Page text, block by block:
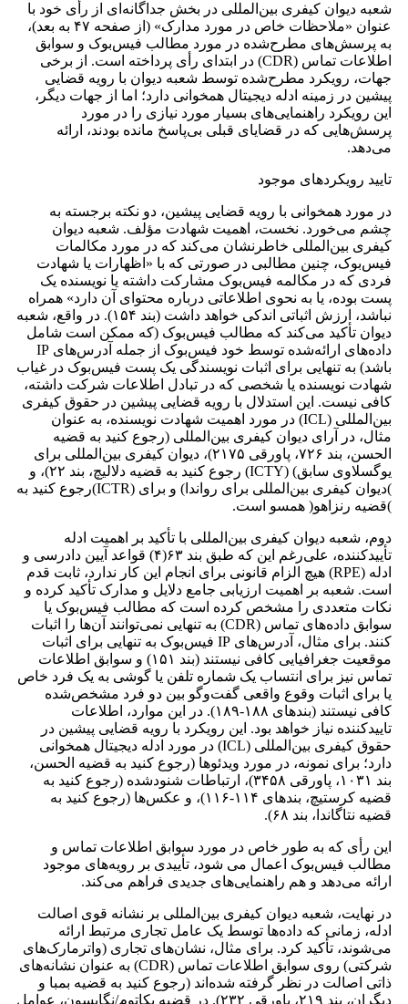
شعبه دیوان کیفری بین‌المللی در بخش جداگانه‌ای از رأی خود با
عنوان «ملاحظات خاص در مورد مدارک» (از صفحه ۴۷ به بعد)،
به پرسش‌های مطرح‌شده در مورد مطالب فیس‌بوک و سوابق
اطلاعات تماس (CDR) در ابتدای رأی پرداخته است. از برخی
جهات، رویکرد مطرح‌شده توسط شعبه دیوان با رویه قضایی
پیشین در زمینه ادله دیجیتال همخوانی دارد؛ اما از جهات دیگر،
این رویکرد راهنمایی‌های بسیار مورد نیازی را در مورد
پرسش‌هایی که در قضایای قبلی بی‌پاسخ مانده بودند، ارائه
می‌دهد.
تایید رویکردهای موجود
در مورد همخوانی با رویه قضایی پیشین، دو نکته برجسته به
چشم می‌خورد. نخست، اهمیت شهادت مؤلف. شعبه دیوان
کیفری بین‌المللی خاطرنشان می‌کند که در مورد مکالمات
فیس‌بوک، چنین مطالبی در صورتی که با «اظهارات یا شهادت
فردی که در مکالمه فیس‌بوک مشارکت داشته یا نویسنده یک
پست بوده، یا به ‌نحوی اطلاعاتی درباره محتوای آن دارد» همراه
نباشد، ارزش اثباتی اندکی خواهد داشت (بند ۱۵۴). در واقع، شعبه
دیوان تأکید می‌کند که مطالب فیس‌بوک (که ممکن است شامل
داده‌های ارائه‌شده توسط خود فیس‌بوک از جمله آدرس‌های IP
باشد) به تنهایی برای اثبات نویسندگی یک پست فیس‌بوک در غیاب
شهادت نویسنده یا شخصی که در تبادل اطلاعات شرکت داشته،
کافی نیست. این استدلال با رویه قضایی پیشین در حقوق کیفری
بین‌المللی (ICL) در مورد اهمیت شهادت نویسنده، به عنوان
مثال، در آرای دیوان کیفری بین‌المللی (رجوع کنید به قضیه
الحسن، بند ۷۲۶، پاورقی ۲۱۷۵)، دیوان کیفری بین‌المللی برای
یوگسلاوی سابق) (ICTY) رجوع کنید به قضیه دلالیچ، بند ۲۲)، و
)دیوان کیفری بین‌المللی برای رواندا) و برای (ICTR)رجوع کنید به
)قضیه رنزاهو( همسو است.
دوم، شعبه دیوان کیفری بین‌المللی با تأکید بر اهمیت ادله
تأییدکننده، علی‌رغم این که طبق بند ۶۳(۴) قواعد آیین دادرسی و
ادله (RPE) هیچ الزام قانونی برای انجام این کار ندارد، ثابت قدم
است. شعبه بر اهمیت ارزیابی جامع دلایل و مدارک تأکید کرده و
نکات متعددی را مشخص کرده است که مطالب فیس‌بوک یا
سوابق داده‌های تماس (CDR) به ‌تنهایی نمی‌توانند آن‌ها را اثبات
کنند. برای مثال، آدرس‌های IP فیس‌بوک به‌ تنهایی برای اثبات
موقعیت جغرافیایی کافی نیستند (بند ۱۵۱) و سوابق اطلاعات
تماس نیز برای انتساب یک شماره تلفن یا گوشی به یک فرد خاص
یا برای اثبات وقوع واقعی گفت‌وگو بین دو فرد مشخص‌شده
کافی نیستند (بندهای ۱۸۸-۱۸۹). در این موارد، اطلاعات
تاییدکننده نیاز خواهد بود. این رویکرد با رویه قضایی پیشین در
حقوق کیفری بین‌المللی (ICL) در مورد ادله دیجیتال همخوانی
دارد؛ برای نمونه، در مورد ویدئوها (رجوع کنید به قضیه الحسن،
بند ۱۰۳۱، پاورقی ۳۴۵۸)، ارتباطات شنودشده (رجوع کنید به
قضیه کرستیچ، بندهای ۱۱۴-۱۱۶)، و عکس‌ها (رجوع کنید به
قضیه نتاگاندا، بند ۶۸).
این رأی که به طور خاص در مورد سوابق اطلاعات تماس و
مطالب فیس‌بوک اعمال می شود، تأییدی بر رویه‌های موجود
ارائه می‌دهد و هم راهنمایی‌های جدیدی فراهم می‌کند.
در نهایت، شعبه دیوان کیفری بین‌المللی بر نشانه قوی اصالت
ادله، زمانی که داده‌ها توسط یک عامل تجاری مرتبط ارائه
می‌شوند، تأکید کرد. برای مثال، نشان‌های تجاری (واترمارک‌های
شرکتی) روی سوابق اطلاعات تماس (CDR) به‌ عنوان نشانه‌های
ذاتی اصالت در نظر گرفته شده‌اند (رجوع کنید به قضیه بمبا و
دیگران، بند ۲۱۹، پاورقی ۲۳۲). در قضیه یکاتوم/نگایسون، عوامل